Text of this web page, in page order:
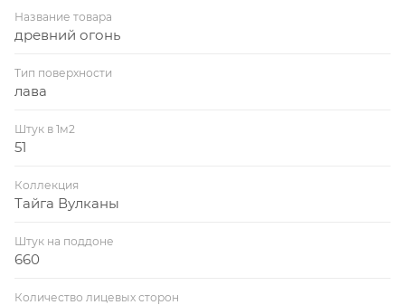
Название товара
древний огонь
Тип поверхности
лава
Штук в 1м2
51
Коллекция
Тайга Вулканы
Штук на поддоне
660
Количество лицевых сторон